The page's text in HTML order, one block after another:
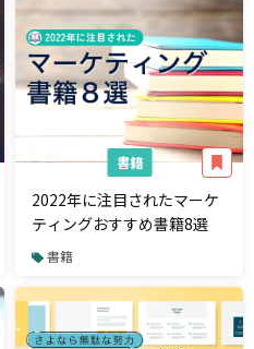
書籍
2022年に注目されたマーケ
ティングおすすめ書籍8選
書籍